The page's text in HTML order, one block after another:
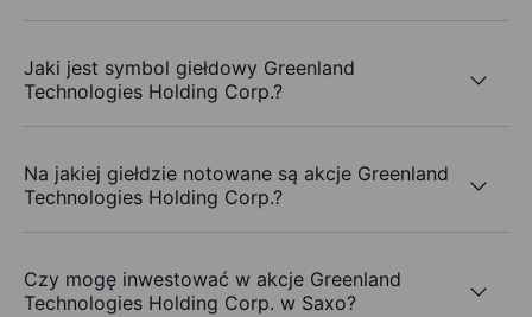
Jaki jest symbol giełdowy Greenland
Technologies Holding Corp.?
Na jakiej giełdzie notowane są akcje Greenland
Technologies Holding Corp.?
Czy mogę inwestować w akcje Greenland
Technologies Holding Corp. w Saxo?